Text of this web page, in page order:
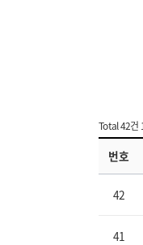
Total 42건
번호
42
41